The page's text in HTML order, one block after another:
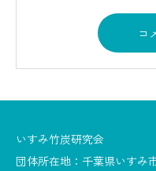
いすみ竹炭研究会
団体所在地：千葉県いすみ